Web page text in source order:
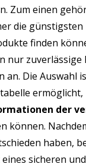
Zum einen
die günstigsten
finden
nur zuverlässige
an. Die Auswahl
ermöglicht,
der
können.
haben,
sicheren